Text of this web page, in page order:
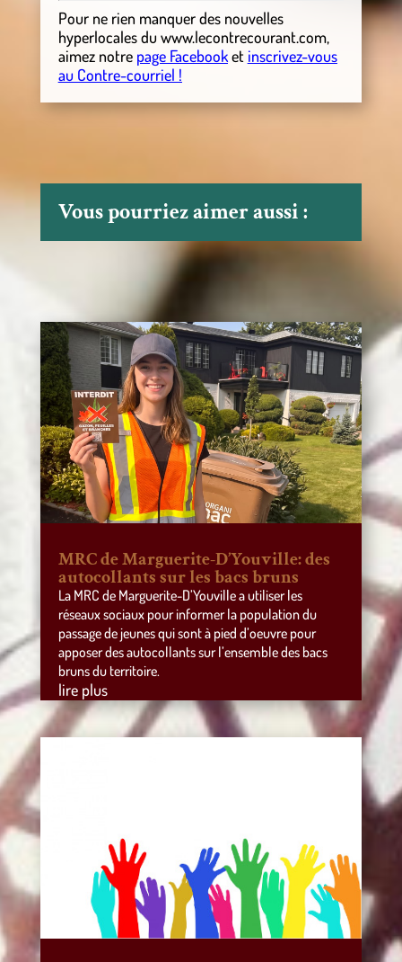
Pour ne rien manquer des nouvelles
hyperlocalesdu www.lecontrecourant.com,
aimez notre page Facebooket inscrivez-vous
au Contre-courriel !
Vous pourriez aimer aussi :
MRC de Marguerite-D’Youville: des
autocollants sur les bacs bruns
La MRC de Marguerite-D’Youville a utiliser les
réseaux sociaux pour informer la population du
passage de jeunes qui sont à pied d’oeuvre pour
apposer des autocollants sur l’ensemble des bacs
bruns du territoire.
lire plus